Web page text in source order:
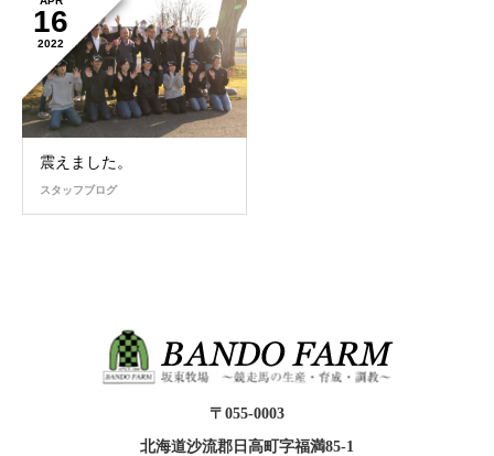
16
2022
震えました。
スタッフブログ
〒055-0003
北海道沙流郡日高町字福満85-1